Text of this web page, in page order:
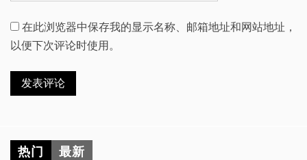
在此浏览器中保存我的显示名称、邮箱地址和网站地址，
以便下次评论时使用。
热门 最新